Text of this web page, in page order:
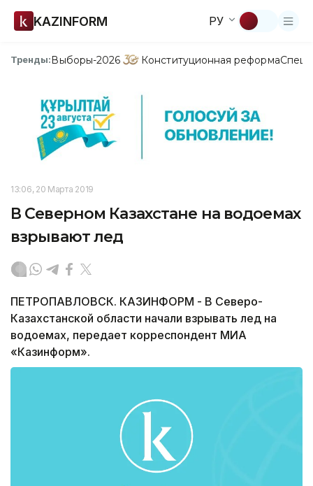
KAZINFORM РУ
Тренды:Выборы-2026 Конституционная реформа
13:06, 20 Марта 2019
В Северном Казахстане на водоемах
взрывают лед
ПЕТРОПАВЛОВСК. КАЗИНФОРМ - В Северо-
Казахстанской области начали взрывать лед на
водоемах, передает корреспондент МИА
«Казинформ».